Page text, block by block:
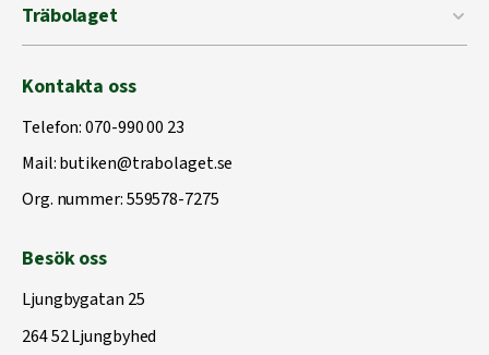
Träbolaget
Kontakta oss
Telefon:070-990 00 23
Mail:butiken@trabolaget.se
Org. nummer: 559578-7275
Besök oss
Ljungbygatan 25
264 52 Ljungbyhed